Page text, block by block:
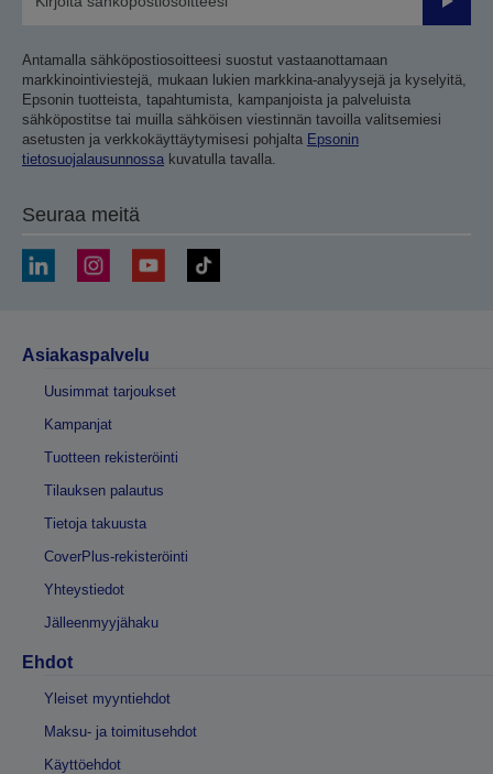
Lähetä
Antamalla sähköpostiosoitteesi suostut vastaanottamaan
markkinointiviestejä, mukaan lukien markkina-analyysejä ja kyselyitä,
Epsonin tuotteista, tapahtumista, kampanjoista ja palveluista
sähköpostitse tai muilla sähköisen viestinnän tavoilla valitsemiesi
asetusten ja verkkokäyttäytymisesi pohjalta Epsonin
tietosuojalausunnossa kuvatulla tavalla.
Seuraa meitä
Asiakaspalvelu
Uusimmat tarjoukset
Kampanjat
Tuotteen rekisteröinti
Tilauksen palautus
Tietoja takuusta
CoverPlus-rekisteröinti
Yhteystiedot
Jälleenmyyjähaku
Ehdot
Yleiset myyntiehdot
Maksu- ja toimitusehdot
Käyttöehdot